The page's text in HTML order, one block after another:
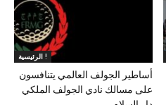
الرئيسية !
أساطير الجولف العالمي يتنافسون
على مسالك نادي الجولف الملكي